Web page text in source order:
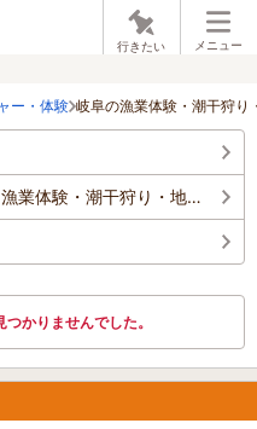
行きたい メニュー
ー・体験 岐阜の漁業体験・潮干狩り
漁業体験・潮干狩り・地引網
かりませんでした。